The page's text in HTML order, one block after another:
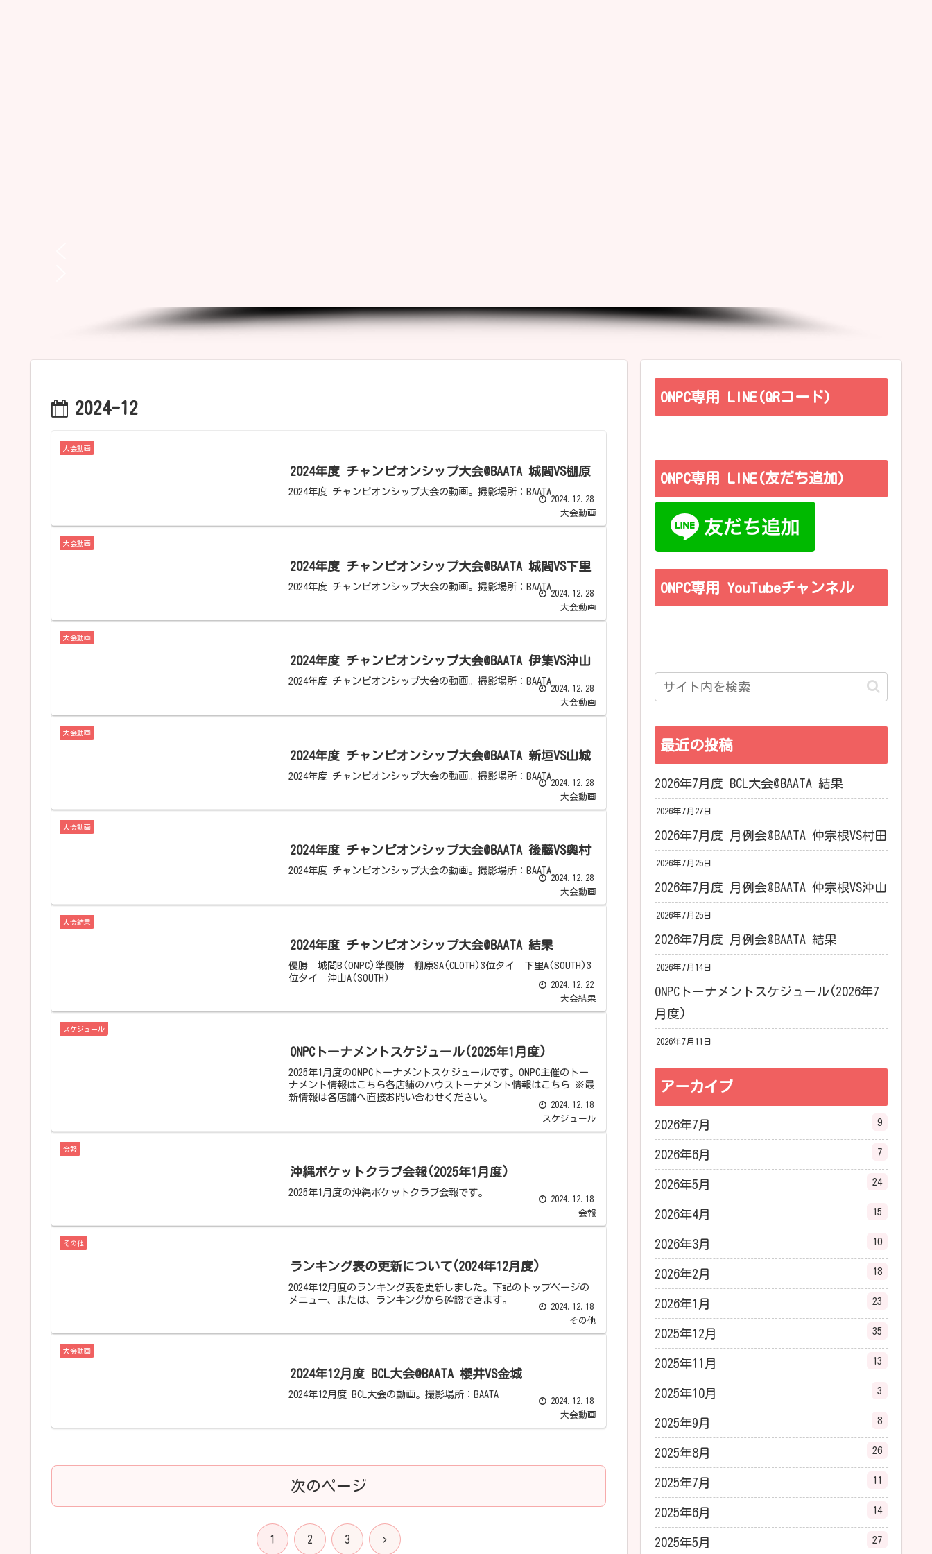
2024-12
大会動画
2024年度 チャンピオンシップ大会@BAATA 城間VS棚原
2024年度 チャンピオンシップ大会の動画。撮影場所：BAATA
2024.12.28
大会動画
大会動画
2024年度 チャンピオンシップ大会@BAATA 城間VS下里
2024年度 チャンピオンシップ大会の動画。撮影場所：BAATA
2024.12.28
大会動画
大会動画
2024年度 チャンピオンシップ大会@BAATA 伊集VS沖山
2024年度 チャンピオンシップ大会の動画。撮影場所：BAATA
2024.12.28
大会動画
大会動画
2024年度 チャンピオンシップ大会@BAATA 新垣VS山城
2024年度 チャンピオンシップ大会の動画。撮影場所：BAATA
2024.12.28
大会動画
大会動画
2024年度 チャンピオンシップ大会@BAATA 後藤VS奥村
2024年度 チャンピオンシップ大会の動画。撮影場所：BAATA
2024.12.28
大会動画
大会結果
2024年度 チャンピオンシップ大会@BAATA 結果
優勝 城間B(ONPC)準優勝 棚原SA(CLOTH)3位タイ 下里A(SOUTH)3
位タイ 沖山A(SOUTH)
2024.12.22
大会結果
スケジュール
ONPCトーナメントスケジュール(2025年1月度)
2025年1月度のONPCトーナメントスケジュールです。ONPC主催のトー
ナメント情報はこちら各店舗のハウストーナメント情報はこちら ※最
新情報は各店舗へ直接お問い合わせください。
2024.12.18
スケジュール
会報
沖縄ポケットクラブ会報(2025年1月度)
2025年1月度の沖縄ポケットクラブ会報です。
2024.12.18
会報
その他
ランキング表の更新について(2024年12月度)
2024年12月度のランキング表を更新しました。下記のトップページの
メニュー、または、ランキングから確認できます。
2024.12.18
その他
大会動画
2024年12月度 BCL大会@BAATA 櫻井VS金城
2024年12月度 BCL大会の動画。撮影場所：BAATA
2024.12.18
大会動画
次のページ
1 2 3 次
ONPC専用 LINE(QRコード)
ONPC専用 LINE(友だち追加)
ONPC専用 YouTubeチャンネル
最近の投稿
2026年7月度 BCL大会@BAATA 結果
2026年7月27日
2026年7月度 月例会@BAATA 仲宗根VS村田
2026年7月25日
2026年7月度 月例会@BAATA 仲宗根VS沖山
2026年7月25日
2026年7月度 月例会@BAATA 結果
2026年7月14日
ONPCトーナメントスケジュール(2026年7
月度)
2026年7月11日
アーカイブ
2026年7月 9
2026年6月 7
2026年5月 24
2026年4月 15
2026年3月 10
2026年2月 18
2026年1月 23
2025年12月 35
2025年11月 13
2025年10月 3
2025年9月 8
2025年8月 26
2025年7月 11
2025年6月 14
2025年5月 27